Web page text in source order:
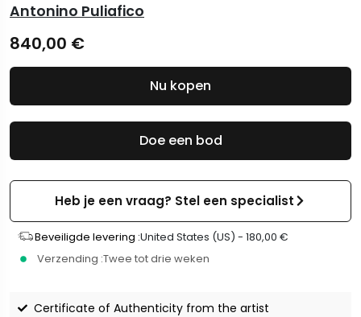
Antonino Puliafico
840,00 €
Doe een bod
Heb je een vraag? Stel een specialist
Beveiligde levering :United States (US) - 180,00 €
Verzending :Twee tot drie weken
Certificate of Authenticity from the artist
Nu kopen